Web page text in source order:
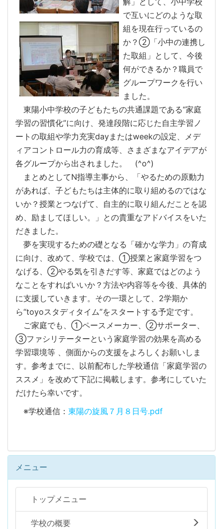
で互いにどのような取
組を現在行っているの
か？②「小中の連携し
た取組」として、今後
何ができるか？職員で
グループワークを行い
ました。
東陽小中学校の子どもたちの共通課題である“家庭
学習の習慣化”に向け、発達段階に応じた自主学習ノ
ートの取組や学力充実dayまたはweekの設定、メデ
ィアコントロール力の育成等、さまざまなアイデアが
各グループから出されました。 (^o^)
まとめとしてN指導主事から、「やるための原動力
があれば、子どもたちは主体的に取り組めるのではな
いか？授業とつなげて、自主的に取り組んだことを認
め、励ましてほしい。」との貴重なアドバイスをいた
だきました。
夢を実現するための礎となる「確かな学力」の育成
に向け、改めて、学校では、①授業と家庭学習をつ
なげる、②やる気を引きだす等、家庭ではどのよう
なことをすればいいか？方法や内容等を今後、具体的
に支援していきます。その一環として、2学期か
ら“toyoスタディタイム”をスタートする予定です。
ご家庭でも、①ペースメーカー、②サポーター、
③ファシリテーターという家庭学習の効果を高める
学習環境等 、側面からの支援をよろしくお願いしま
す。参考までに、以前配布した学校通信「家庭学習の
ススメ」を改めて下記に掲載します。参考にしていた
だけたら幸いです。
※学校通信： 東陽の旋風７月８日号.pdf
メニュー
トップメニュー
学校の概要